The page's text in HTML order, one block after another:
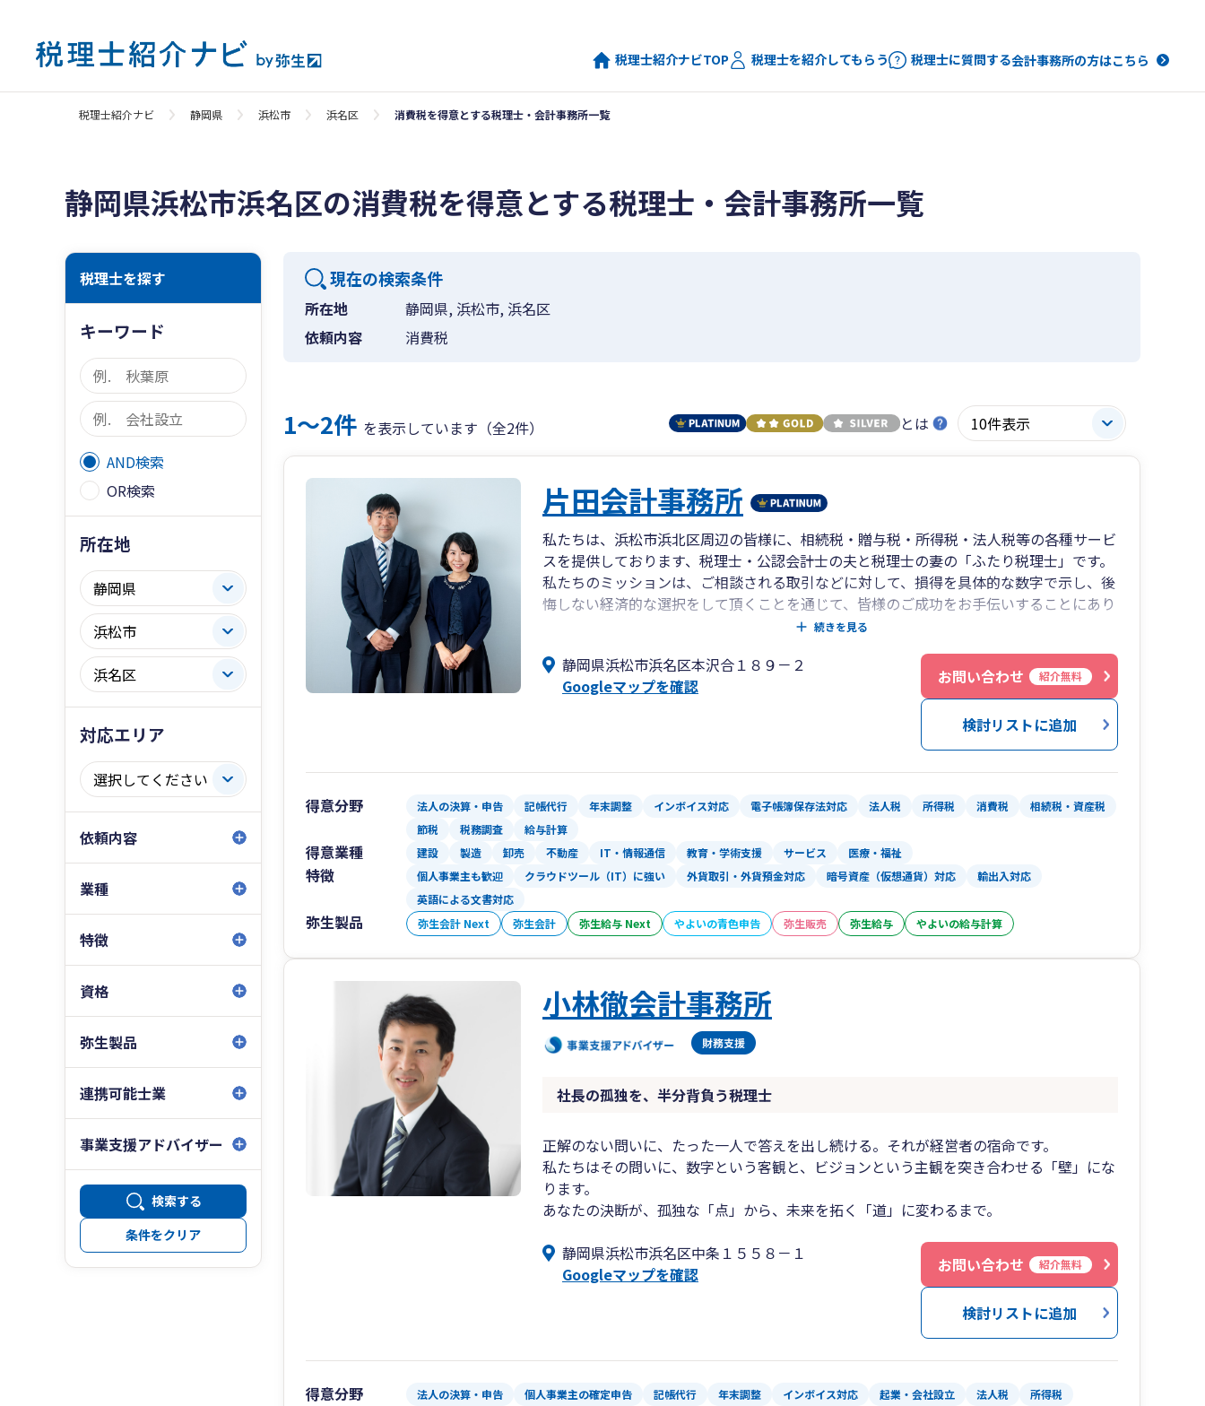
税理士紹介ナビTOP 税理士を紹介してもらう 税理士に質問する会計事務所の方はこちら
税理士紹介ナビ 静岡県 浜松市 浜名区 消費税を得意とする税理士・会計事務所一覧
静岡県浜松市浜名区の消費税を得意とする税理士・会計事務所一覧
税理士を探す
キーワード
AND検索
OR検索
所在地
対応エリア
依頼内容
業種
特徴
資格
弥生製品
連携可能士業
事業支援アドバイザー
検索する
条件をクリア
現在の検索条件
所在地
静岡県, 浜松市, 浜名区
依頼内容
消費税
1〜2件 を表示しています（全2件） とは
片田会計事務所
私たちは、浜松市浜北区周辺の皆様に、相続税・贈与税・所得税・法人税等の各種サービ
スを提供しております、税理士・公認会計士の夫と税理士の妻の「ふたり税理士」です。
私たちのミッションは、ご相談される取引などに対して、損得を具体的な数字で示し、後
悔しない経済的な選択をして頂くことを通じて、皆様のご成功をお手伝いすることにあり
続きを見る
静岡県浜松市浜名区本沢合１８９－２
Googleマップを確認
お問い合わせ 紹介無料
検討リストに追加
得意分野 法人の決算・申告 記帳代行 年末調整 インボイス対応 電子帳簿保存法対応 法人税 所得税 消費税
相続税・資産税
節税
税務調査 給与計算
得意業種 建設 製造 卸売 不動産 IT・情報通信 教育・学術支援 サービス 医療・福祉
特徴 個人事業主も歓迎 クラウドツール（IT）に強い 外貨取引・外貨預金対応 暗号資産（仮想通貨）対応
輸出入対応
英語による文書対応
弥生製品 弥生会計 Next 弥生会計 弥生給与 Next やよいの青色申告 弥生販売 弥生給与 やよいの給与計算
小林徹会計事務所
社長の孤独を、半分背負う税理士
正解のない問いに、たった一人で答えを出し続ける。それが経営者の宿命です。
私たちはその問いに、数字という客観と、ビジョンという主観を突き合わせる「壁」にな
ります。
あなたの決断が、孤独な「点」から、未来を拓く「道」に変わるまで。
静岡県浜松市浜名区中条１５５８－１
Googleマップを確認
お問い合わせ 紹介無料
検討リストに追加
得意分野 法人の決算・申告 個人事業主の確定申告 記帳代行 年末調整 インボイス対応 起業・会社設立 法人税
所得税